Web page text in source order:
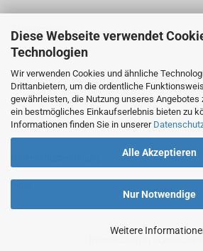
Diese Webseite verwendet
Technologien
Wir verwenden Cookies und ähnliche
Drittanbietern, um die ordentliche
gewährleisten, die Nutzung unseres Angebotes
ein bestmögliches Einkaufserlebnis bieten zu
Informationen finden Sie in unserer
Alle Akzeptieren
Nur Notwendige
Weitere
Zahlungsarten
Widerrufsrecht
AGB